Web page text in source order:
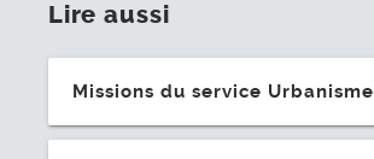
Lire aussi
Missions du service Urbanisme